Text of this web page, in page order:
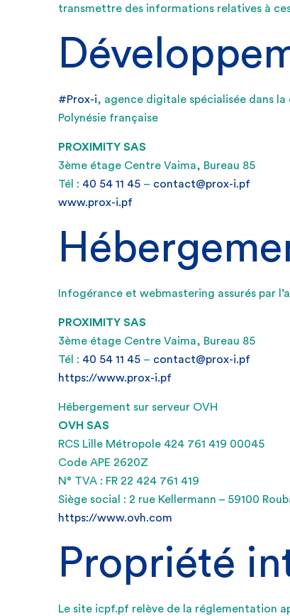
transmettre des informations relatives à
#Prox-i, agence digitale spécialisée dans
Polynésie française
PROXIMITY SAS
3ème étage Centre Vaima, Bureau 85
Tél : 40 54 11 45 – contact@prox-i.pf
www.prox-i.pf
Infogérance et webmastering assurés par
PROXIMITY SAS
3ème étage Centre Vaima, Bureau 85
Tél : 40 54 11 45 – contact@prox-i.pf
https://www.prox-i.pf
Hébergement sur serveur OVH
OVH SAS
RCS Lille Métropole 424 761 419 00045
Code APE 2620Z
N° TVA : FR 22 424 761 419
Siège social : 2 rue Kellermann – 59100
https://www.ovh.com
Propriété
Le site icpf.pf relève de la réglementation